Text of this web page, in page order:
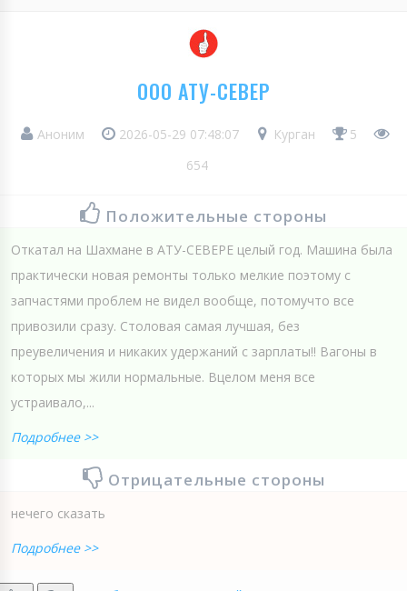
ООО АТУ-СЕВЕР
Аноним 2026-05-29 07:48:07 Курган
5
654
Положительные стороны
Откатал на Шахмане в АТУ-СЕВЕРЕ целый год. Машина была
практически новая ремонты только мелкие поэтому с
запчастями проблем не видел вообще, потомучто все
привозили сразу. Столовая самая лучшая, без
преувеличения и никаких удержаний с зарплаты!! Вагоны в
которых мы жили нормальные. Вцелом меня все
устраивало,...
Подробнее >>
Отрицательные стороны
нечего сказать
Подробнее >>